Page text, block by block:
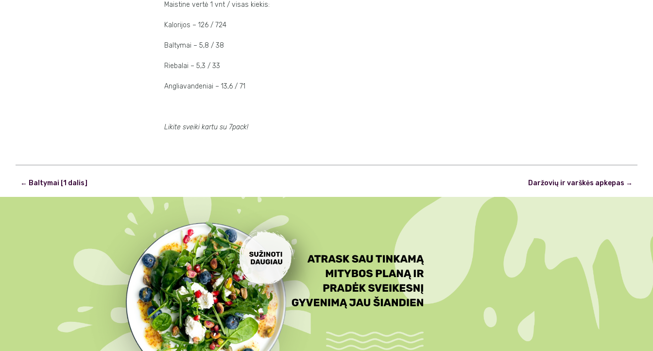
Maistine vertė 1 vnt / visas kiekis:
Kalorijos – 126 / 724
Baltymai – 5,8 / 38
Riebalai – 5,3 / 33
Angliavandeniai – 13,6 / 71
Likite sveiki kartu su 7pack!
Post
navigation
Daržovių ir varškės apkepas →
← Baltymai [1 dalis]